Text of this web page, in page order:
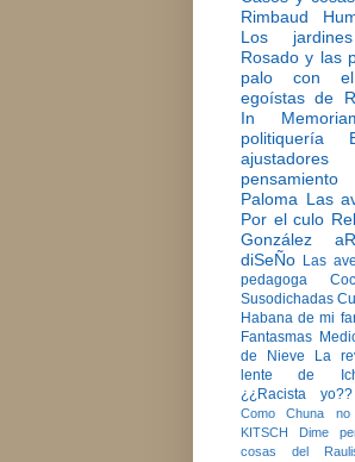
Rimbaud
Los
Rosado y las
palo con
egoístas de
In
politiquería
ajustadores
pensamiento
Paloma Las
Por el culo
González
diSeÑo Las
pedagoga
Susodichadas
Habana de mi
Fantasmas
de Nieve
La
lente de
¿¿Racista yo??
Como Chuna
KITSCH
Dime
cosas del